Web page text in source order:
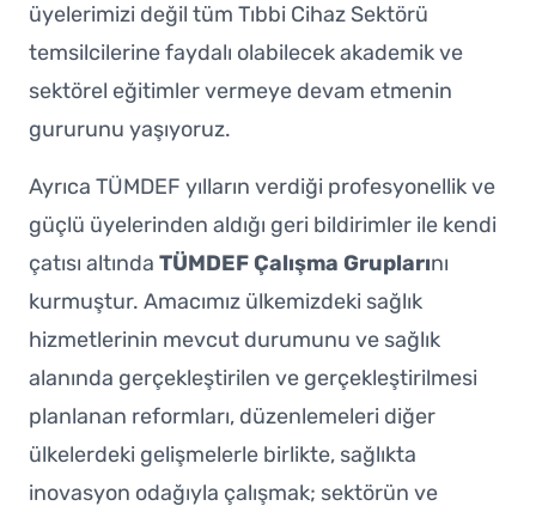
üyelerimizi değil tüm Tıbbi Cihaz Sektörü
temsilcilerine faydalı olabilecek akademik ve
sektörel eğitimler vermeye devam etmenin
gururunu yaşıyoruz.
Ayrıca TÜMDEF yılların verdiği profesyonellik ve
güçlü üyelerinden aldığı geri bildirimler ile kendi
çatısı altında TÜMDEF Çalışma Gruplarını
kurmuştur. Amacımız ülkemizdeki sağlık
hizmetlerinin mevcut durumunu ve sağlık
alanında gerçekleştirilen ve gerçekleştirilmesi
planlanan reformları, düzenlemeleri diğer
ülkelerdeki gelişmelerle birlikte, sağlıkta
inovasyon odağıyla çalışmak; sektörün ve